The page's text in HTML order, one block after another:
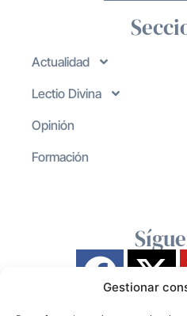
Gestionar
Actualidad
Lectio Divina
Opinión
Formación